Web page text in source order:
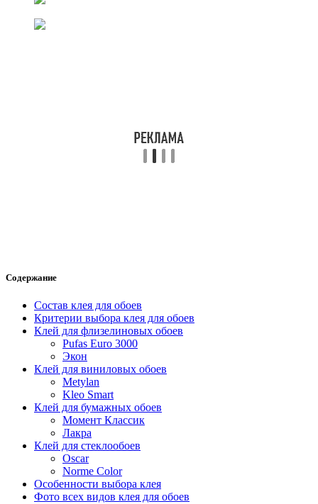
Содержание
Состав клея для обоев
Критерии выбора клея для обоев
Клей для флизелиновых обоев
Pufas Euro 3000
Экон
Клей для виниловых обоев
Metylan
Kleo Smart
Клей для бумажных обоев
Момент Классик
Лакра
Клей для стеклообоев
Oscar
Norme Color
Особенности выбора клея
Фото всех видов клея для обоев